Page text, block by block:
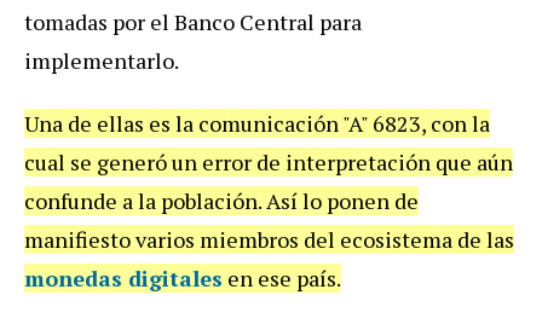
tomadas por el Banco Central para
implementarlo.
Una de ellas es la comunicación "A" 6823, con la
cual se generó un error de interpretación que aún
confunde a la población. Así lo ponen de
manifiesto varios miembros del ecosistema de las
monedas digitales en ese país.